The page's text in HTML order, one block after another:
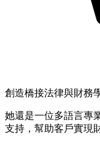
創造橋接法律與財務
她還是一位多語言專
支持，幫助客戶實現